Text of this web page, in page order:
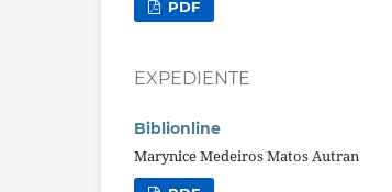
PDF
EXPEDIENTE
Biblionline
Marynice Medeiros Matos Autran